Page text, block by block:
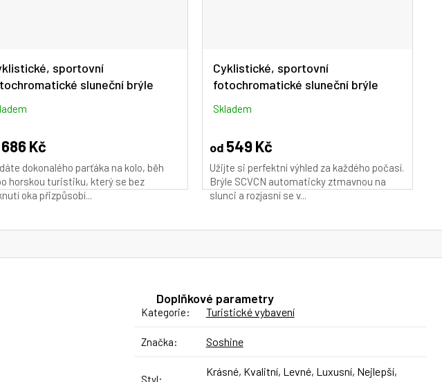
sportovní
sluneční brýle
686 Kč
dokonalého parťáka na kolo, běh
horskou turistiku, který se bez
oka přizpůsobí...
Cyklistické, sportovní
fotochromatické sluneční brýle
Skladem
od 549 Kč
Užijte si perfektní výhled za každého počasí.
Brýle SCVCN automaticky ztmavnou na
slunci a rozjasní se v...
Doplňkové parametry
Kategorie: Turistické vybavení
Značka: Soshine
Styl:
Krásné, Kvalitní, Levné, Luxusní, Nejlepší,